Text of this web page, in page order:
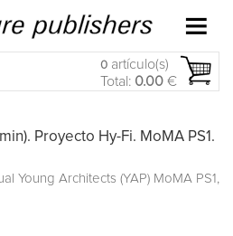
0 artículo(s)
Total: 0.00 €
Proyecto Hy-Fi. MoMA PS1.
Young Architects (YAP) MoMA PS1,